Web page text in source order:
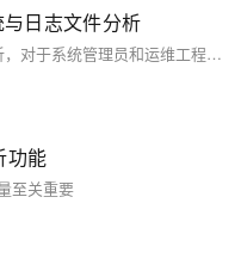
日志文件分析
深入理解 Linux 文件系统和日志文件分析，对于系统管理员和运维工程师来说至关重要。文件系统管理涉及到文件的组织、存储和检索，而日志文件则记录了系统和应用的运行状态，是排查故障和维护系统的重要依据。通过掌握文件系统和日志文件的管理和分析技能，可以有效提升系统的稳定性和安全性。
功能
至关重要